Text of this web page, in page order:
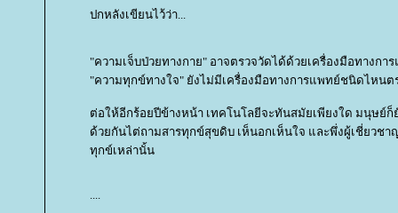
ปกหลังเขียนไว้ว่า...
"ความเจ็บป่วยทางกาย" อาจตรวจวัดได้ด้วยเครื่องมือทางก
"ความทุกข์ทางใจ" ยังไม่มีเครื่องมือทางการแพทย์ชนิดไหนต
ต่อให้อีกร้อยปีข้างหน้า เทคโนโลยีจะทันสมัยเพียงใด มนุษย์
ด้วยกันไต่ถามสารทุกข์สุขดิบ เห็นอกเห็นใจ และพึ่งผู้เชี่ยวชา
ทุกข์เหล่านั้น
....